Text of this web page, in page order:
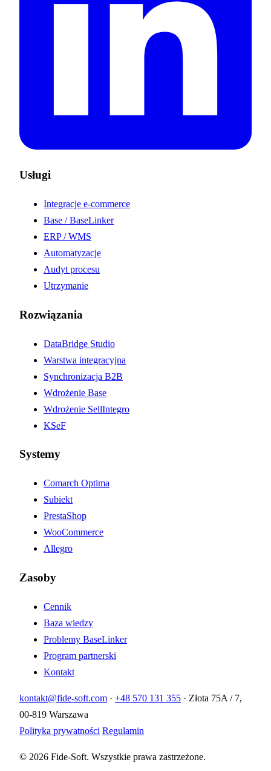
Usługi
Integracje e-commerce
Base / BaseLinker
ERP / WMS
Automatyzacje
Audyt procesu
Utrzymanie
Rozwiązania
DataBridge Studio
Warstwa integracyjna
Synchronizacja B2B
Wdrożenie Base
Wdrożenie SellIntegro
KSeF
Systemy
Comarch Optima
Subiekt
PrestaShop
WooCommerce
Allegro
Zasoby
Cennik
Baza wiedzy
Problemy BaseLinker
Program partnerski
Kontakt
kontakt@fide-soft.com · +48 570 131 355 · Złota 75A / 7,
00-819 Warszawa
Polityka prywatności Regulamin
© 2026 Fide-Soft. Wszystkie prawa zastrzeżone.